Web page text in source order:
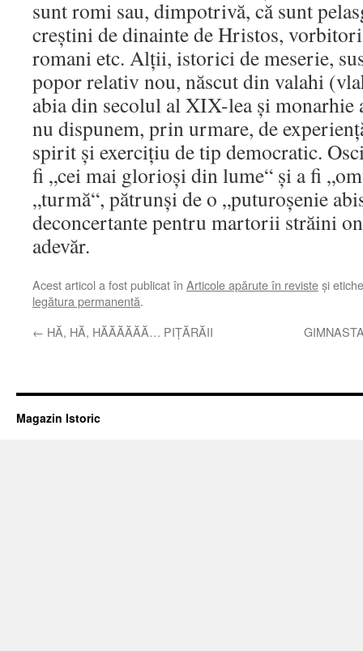
sunt romi sau, dimpotrivă, că sunt
creştini de dinainte de Hristos,
romani etc. Alţii, istorici de meserie,
popor relativ nou, născut din valahi
abia din secolul al XIX-lea şi monarhie
nu dispunem, prin urmare, de
spirit şi exerciţiu de tip democratic.
fi „cei mai glorioşi din lume“ şi a fi
„turmă“, pătrunşi de o „puturoşenie
deconcertante pentru martorii străini
adevăr.
Acest articol a fost publicat în Articole apărute în revisteși
legătura permanentă.
← HĂ, HĂ, HĂĂĂĂĂĂ… PIŢĂRĂII
Magazin Istoric